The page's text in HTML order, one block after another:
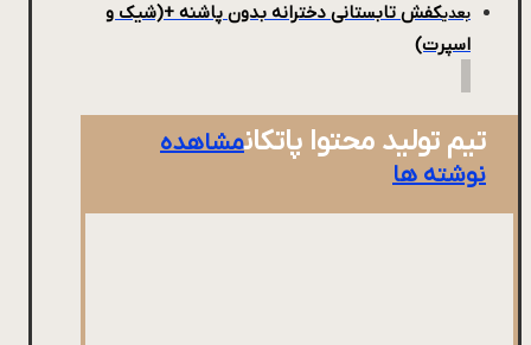
بعدیکفش تابستانی دخترانه بدون پاشنه +(شیک و
اسپرت)
تیم تولید محتوا پاتکانمشاهده
نوشته ها